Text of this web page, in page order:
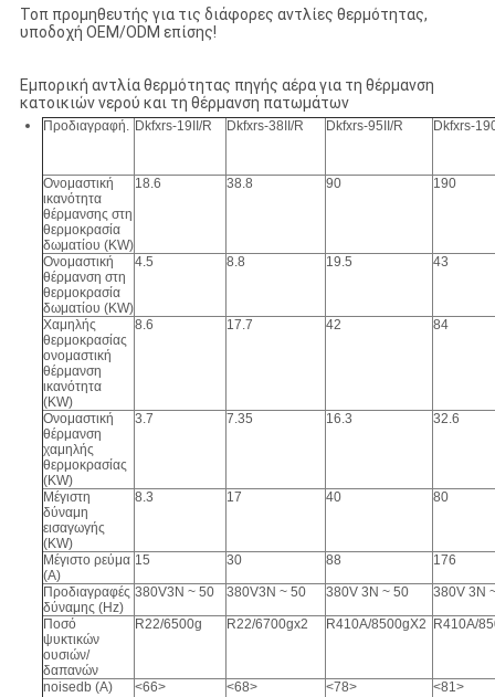
Τοπ προμηθευτής για τις διάφορες αντλίες θερμότητας,
υποδοχή OEM/ODM επίσης!
Εμπορική αντλία θερμότητας πηγής αέρα για τη θέρμανση
κατοικιών νερού και τη θέρμανση πατωμάτων
Προδιαγραφή. Dkfxrs-19II/R Dkfxrs-38II/R Dkfxrs-95II/R Dkfxrs-
Ονομαστική
ικανότητα
θέρμανσης στη
θερμοκρασία
δωματίου (KW)
18.6 38.8 90 190
Ονομαστική
θέρμανση στη
θερμοκρασία
δωματίου (KW)
4.5 8.8 19.5 43
Χαμηλής
θερμοκρασίας
ονομαστική
θέρμανση
ικανότητα
(KW)
8.6 17.7 42 84
Ονομαστική
θέρμανση
χαμηλής
θερμοκρασίας
(KW)
3.7 7.35 16.3 32.6
Μέγιστη
δύναμη
εισαγωγής
(KW)
8.3 17 40 80
Μέγιστο ρεύμα
(Α)
15 30 88 176
Προδιαγραφές
δύναμης (Hz)
380V3N ~ 50 380V3N ~ 50 380V 3N ~ 50 380V 3N
Ποσό
ψυκτικών
ουσιών/
δαπανών
R22/6500g R22/6700gx2 R410A/8500gX2 R410A/
noisedb (Α) <66> <68> <78>
<81>